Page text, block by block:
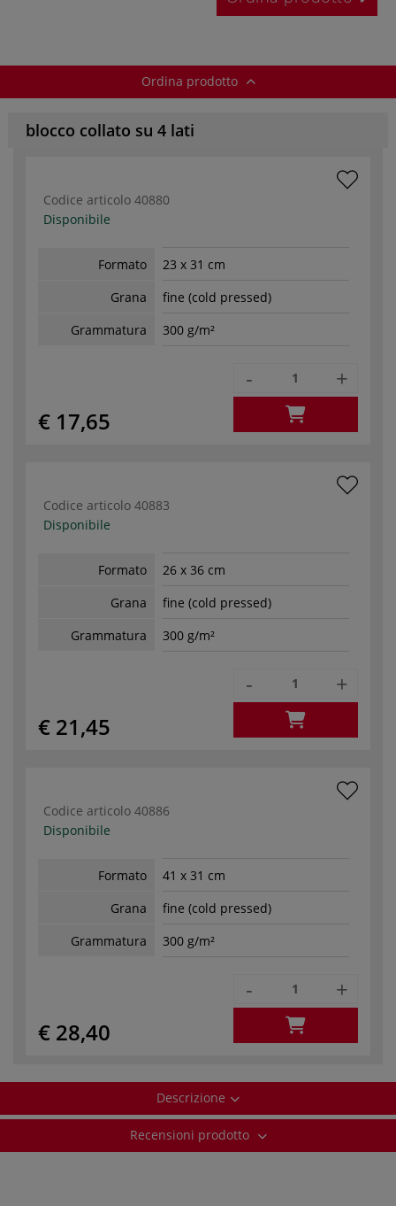
Ordina prodotto
blocco collato su 4 lati
Codice articolo 40880
Disponibile
Formato
23 x 31 cm
Grana
fine (cold pressed)
Grammatura
300 g/m²
€ 17,65
- +
Codice articolo 40883
Disponibile
Formato
26 x 36 cm
Grana
fine (cold pressed)
Grammatura
300 g/m²
€ 21,45
- +
Codice articolo 40886
Disponibile
Formato
41 x 31 cm
Grana
fine (cold pressed)
Grammatura
300 g/m²
€ 28,40
- +
Descrizione
Recensioni prodotto